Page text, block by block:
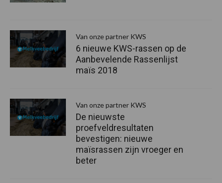
Van onze partner KWS
6 nieuwe KWS-rassen op de
Aanbevelende Rassenlijst
maïs 2018
Van onze partner KWS
De nieuwste
proefveldresultaten
bevestigen: nieuwe
maïsrassen zijn vroeger en
beter